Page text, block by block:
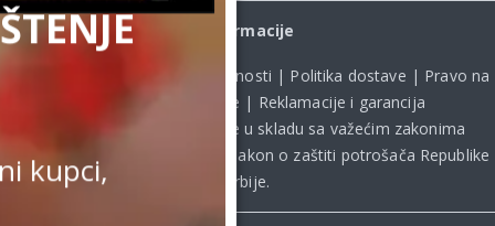
Kupovina na sajtu obavlja se u skladu sa važećim zakonima
Republike Srbije, uključujući **
Zakon o zaštiti potrošača Republike
Srbije.
Informacije
Politika privatnosti | Politika dostave | Pravo na
odustanak od kupovine | Reklamacije i garancija
kupci,